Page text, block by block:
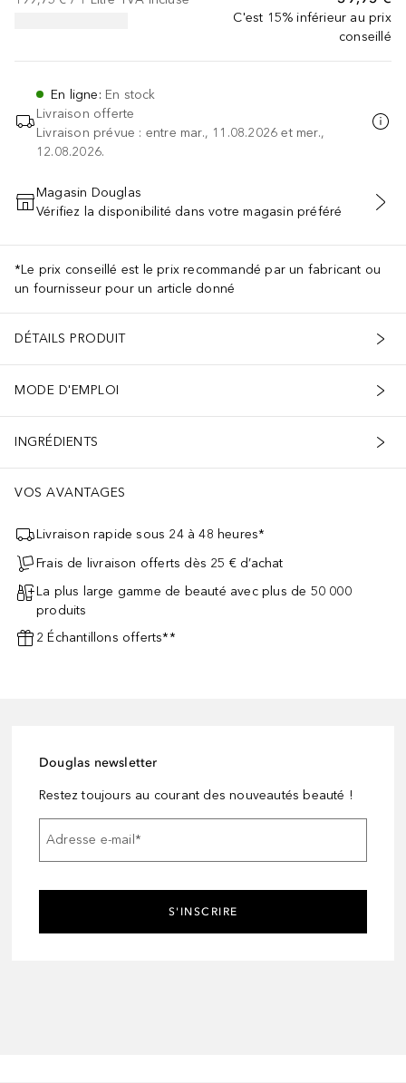
C'est 15% inférieur au prix
conseillé
En ligne: En stock
Livraison offerte
Livraison prévue : entre mar., 11.08.2026 et mer.,
12.08.2026.
AJOUTER AU PANIER
Magasin Douglas
Vérifiez la disponibilité dans votre magasin préféré
*Le prix conseillé est le prix recommandé par un fabricant ou
un fournisseur pour un article donné
DÉTAILS PRODUIT
MODE D'EMPLOI
INGRÉDIENTS
VOS AVANTAGES
Livraison rapide sous 24 à 48 heures*
Frais de livraison offerts dès 25 € d’achat
La plus large gamme de beauté avec plus de 50 000
produits
2 Échantillons offerts**
Douglas newsletter
Restez toujours au courant des nouveautés beauté !
Adresse e-mail*
S'INSCRIRE